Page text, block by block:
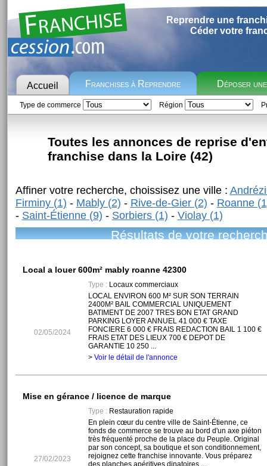
Reprendre une
Céder votre
Accueil Franchises à Reprendre Déposer
Type de commerce Région
Toutes les annonces de reprise
franchise dans la Loire (42)
Affiner votre recherche, choissisez une ville :
Firminy (1) - Mably (2) - Rive-de-Gier (2) - Roanne
- Saint-Étienne (9) - Sorbiers (1) - Violay (1)
Résultats de votre
Local a louer 600m² mably roanne 42300
02/05/2024
Type :Locaux commerciaux
LOCAL ENVIRON 600 M² SUR SON TERRAIN
2400M² BAIL COMMERCIAL UNIQUEMENT
BATIMENT DE 2007 TRES BON ETAT GRAND
PARKING LOYER ANNUEL 41 000 € TAXE
FONCIERE 6 000 € FRAIS REDACTION BAIL 1 100 €
FRAIS ETAT DES LIEUX 700 € DEPOT DE
GARANTIE 10 250 ...
> Voir le détail de l'annonce
Mise en gérance / licence de marque
27/02/2023
Type :Restauration rapide
En plein cœur du centre ville de Saint-Étienne, ce
fonds de commerce se trouve au bord d'un axe piéton
très fréquenté proche de la place du Peuple. Original
par son concept, sa boutique et son conditionnement,
rejoignez cette franchise innovante. Vous préparez